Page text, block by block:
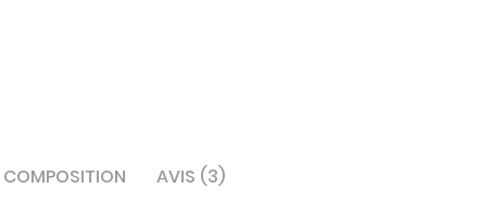
COMPOSITION AVIS (3)